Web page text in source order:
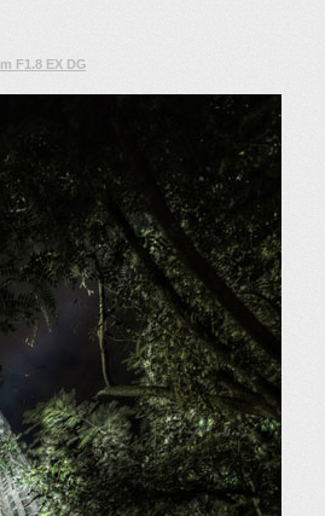
F1.8 EX DG